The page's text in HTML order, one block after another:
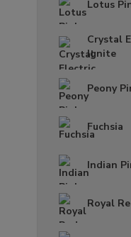
Lotus
Crystal
Ignite
Peony
Fuchsia
Indian
Royal